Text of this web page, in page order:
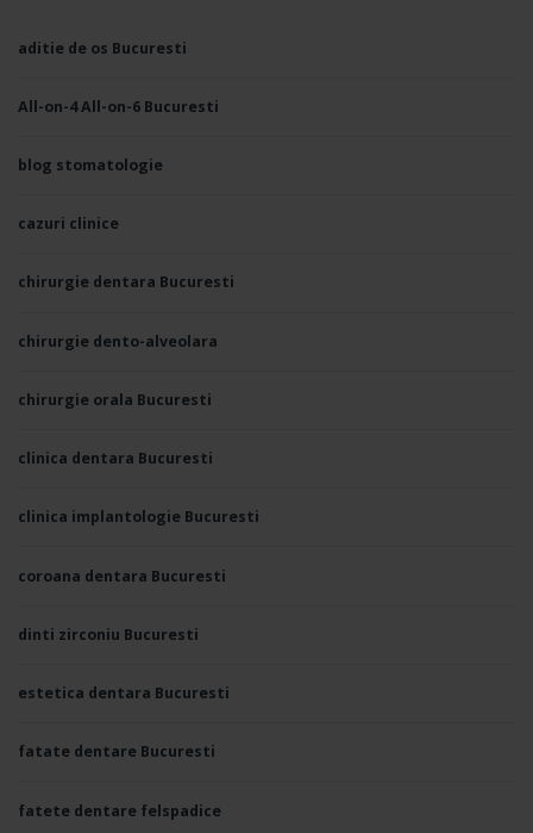
aditie de os Bucuresti
All-on-4 All-on-6 Bucuresti
blog stomatologie
cazuri clinice
chirurgie dentara Bucuresti
chirurgie dento-alveolara
chirurgie orala Bucuresti
clinica dentara Bucuresti
clinica implantologie Bucuresti
coroana dentara Bucuresti
dinti zirconiu Bucuresti
estetica dentara Bucuresti
fatate dentare Bucuresti
fatete dentare felspadice